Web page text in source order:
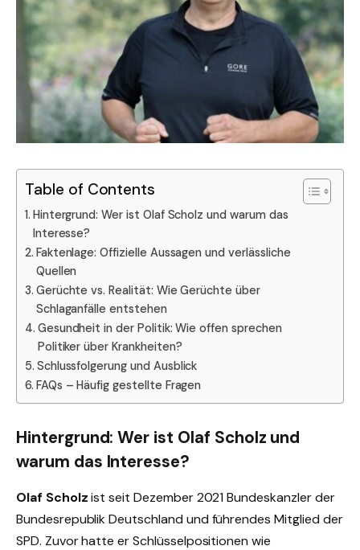
Table of Contents
Hintergrund: Wer ist Olaf Scholz und warum das
Interesse?
Faktenlage: Offizielle Aussagen und verlässliche
Quellen
Gerüchte vs. Realität: Wie Gerüchte über
Schlaganfälle entstehen
Gesundheit in der Politik: Wie offen sprechen
Politiker über Krankheiten?
Schlussfolgerung und Ausblick
FAQs – Häufig gestellte Fragen
Hintergrund: Wer ist Olaf Scholz und
warum das Interesse?
Olaf Scholzist seit Dezember 2021 Bundeskanzler der
Bundesrepublik Deutschland und führendes Mitglied der
SPD. Zuvor hatte er Schlüsselpositionen wie